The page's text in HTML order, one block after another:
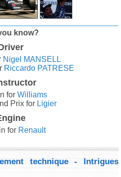
know?
Nigel MANSELL
Riccardo PATRESE
for Williams
Prix for Ligier
for Renault
technique - Intrigues